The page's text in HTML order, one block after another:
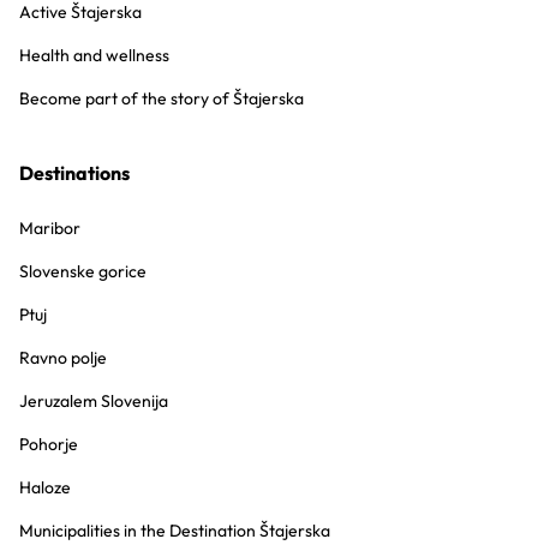
Active Štajerska
Health and wellness
Become part of the story of Štajerska
Destinations
Maribor
Slovenske gorice
Ptuj
Ravno polje
Jeruzalem Slovenija
Pohorje
Haloze
Municipalities in the Destination Štajerska